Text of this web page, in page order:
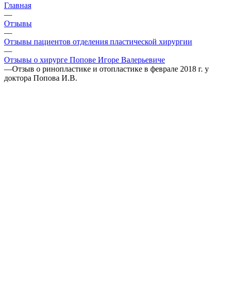
Главная
—
Отзывы
—
Отзывы пациентов отделения пластической хирургии
—
Отзывы о хирурге Попове Игоре Валерьевиче
—Отзыв о ринопластике и отопластике в феврале 2018 г. у
доктора Попова И.В.